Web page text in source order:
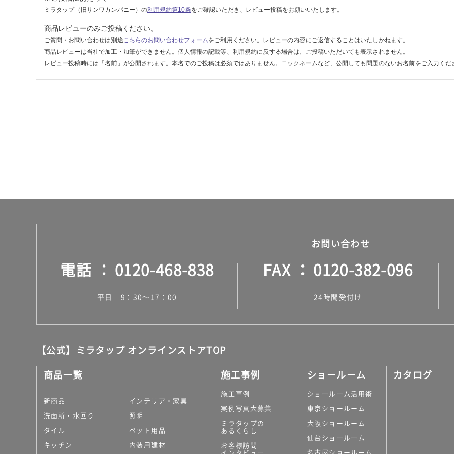
ミラタップ（旧サンワカンパニー）の利用規約第10条をご確認いただき、レビュー投稿をお願いいたします。
商品レビューのみご投稿ください。
ご質問・お問い合わせは別途こちらのお問い合わせフォームをご利用ください。レビューの内容にご返信することはいたしかねます。
商品レビューは当社で加工・加筆ができません。個人情報の記載等、利用規約に反する場合は、ご投稿いただいても表示されません。
レビュー投稿時には「名前」が公開されます。本名でのご投稿は必須ではありません。ニックネームなど、公開しても問題のないお名前をご入力くだ
お問い合わせ
電話 0120-468-838
平日 9：30～17：00
FAX 0120-382-096
24時間受付け
【公式】ミラタップ オンラインストアTOP
商品一覧
新商品
洗面所・水回り
タイル
キッチン
インテリア・家具
照明
ペット用品
内装用建材
施工事例
施工事例
実例写真大募集
ミラタップの
あるくらし
お客様訪問
ショールーム
ショールーム活用術
東京ショールーム
大阪ショールーム
仙台ショールーム
カタログ